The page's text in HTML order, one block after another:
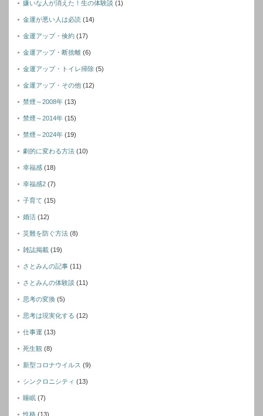
嫌いな人が消えた！生の体験談 (1)
金運が悪い人は必読 (14)
金運アップ・倹約 (17)
金運アップ・断捨離 (6)
金運アップ・トイレ掃除 (5)
金運アップ・その他 (12)
禁煙～2008年 (13)
禁煙～2014年 (15)
禁煙～2024年 (19)
劇的に変わる方法 (10)
幸福感 (18)
幸福感2 (7)
子育て (15)
婚活 (12)
災難を防ぐ方法 (8)
雑誌掲載 (19)
さとみんの記事 (11)
さとみんの体験談 (11)
思考の変換 (5)
思考は現実化する (12)
仕事運 (13)
死生観 (8)
新型コロナウイルス (9)
シンクロニシティ (13)
睡眠 (7)
性格 (13)